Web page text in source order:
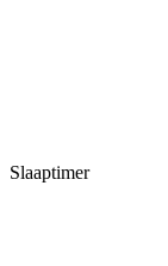
Slaaptimer